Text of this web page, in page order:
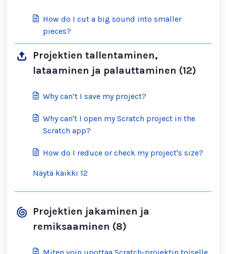
How do I cut a big sound into smaller
pieces?
Projektien tallentaminen,
lataaminen ja palauttaminen (12)
Why can’t I save my project?
Why can't I open my Scratch project in the
Scratch app?
How do I reduce or check my project's size?
Näytä kaikki 12
Projektien jakaminen ja
remiksaaminen (8)